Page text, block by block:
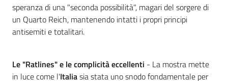
speranza di una "seconda possibilità", magari del sorgere di
un Quarto Reich, mantenendo intatti i propri principi
antisemiti e totalitari.
Le "Ratlines" e le complicità eccellenti - La mostra mette
in luce come l'Italiasia stata uno snodo fondamentale per